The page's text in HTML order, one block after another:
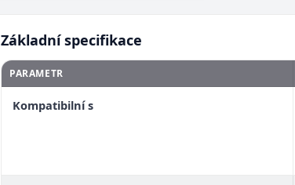
Základní specifikace
PARAMETR
Kompatibilní s